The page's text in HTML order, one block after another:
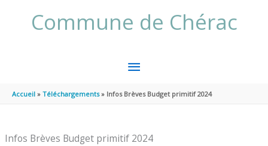
Commune de Chérac
MENU
PRINCIPAL
Accueil Téléchargements Infos Brèves Budget primitif 2024
Infos Brèves Budget primitif 2024